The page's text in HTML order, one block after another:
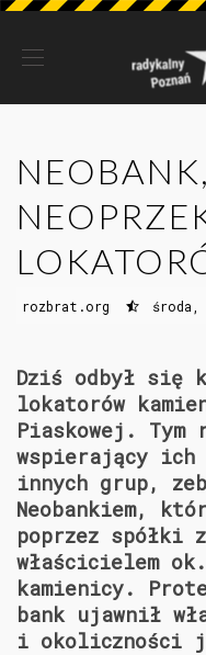
NEOBANK,
rozbrat.org środa,
Dziś odbył się
lokatorów
Piaskowej. Tym
wspierający ich
innych grup,
Neobankiem,
poprzez spółki
właścicielem
kamienicy.
bank ujawnił
i okoliczności